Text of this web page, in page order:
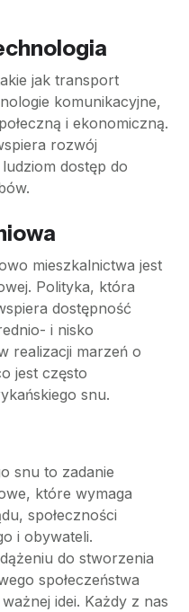
jak transport
komunikacyjne,
i ekonomiczną.
rozwój
dostęp do
mieszkalnictwa jest
Polityka, która
dostępność
i nisko
realizacji marzeń o
jest często
snu.
snu to zadanie
które wymaga
społeczności
i obywateli.
do stworzenia
społeczeństwa
idei. Każdy z nas